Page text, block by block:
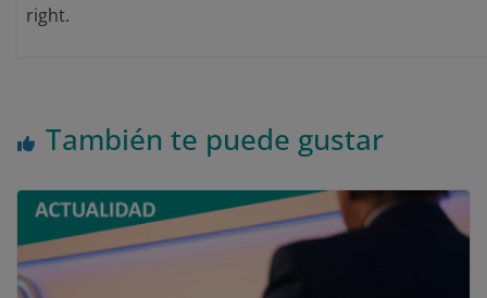
right.
También te puede gustar